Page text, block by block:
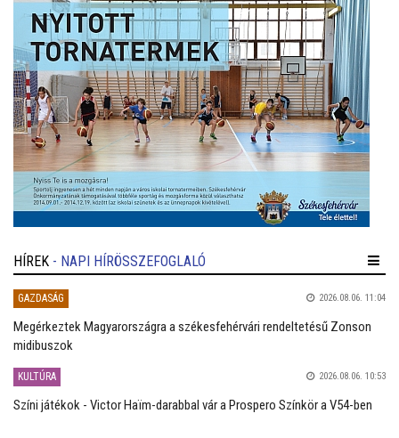
HÍREK - NAPI HÍRÖSSZEFOGLALÓ
GAZDASÁG 2026.08.06. 11:04
Megérkeztek Magyarországra a székesfehérvári rendeltetésű Zonson
midibuszok
KULTÚRA 2026.08.06. 10:53
Színi játékok - Victor Haïm-darabbal vár a Prospero Színkör a V54-ben